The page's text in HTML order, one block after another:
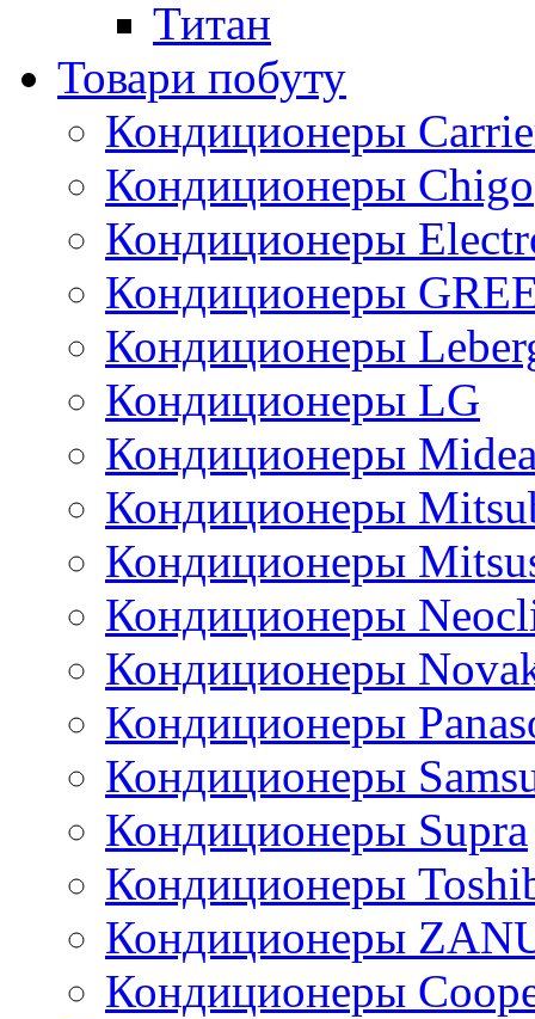
Титан
Товари побуту
Кондиционеры
Кондиционеры Chigo
Кондиционеры
Кондиционеры
Кондиционеры
Кондиционеры LG
Кондиционеры
Кондиционеры
Кондиционеры
Кондиционеры
Кондиционеры
Кондиционеры
Кондиционеры
Кондиционеры Supra
Кондиционеры
Кондиционеры
Кондиционеры